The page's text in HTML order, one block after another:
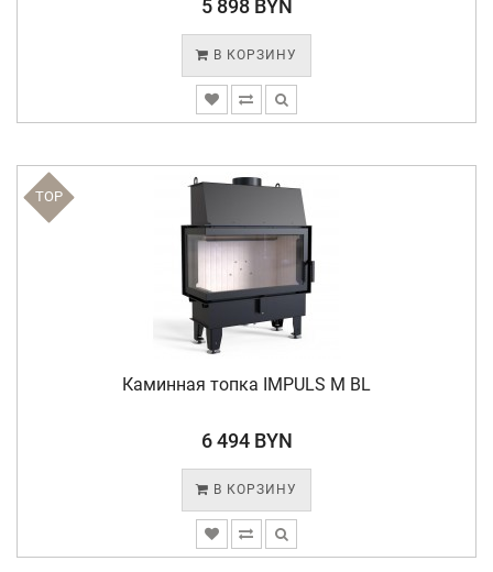
5 898 BYN
В КОРЗИНУ
TOP
Каминная топка IMPULS M BL
6 494 BYN
В КОРЗИНУ